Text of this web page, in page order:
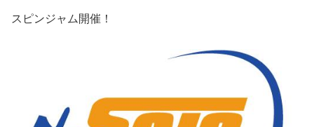
スピンジャム開催！